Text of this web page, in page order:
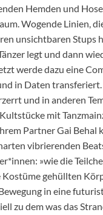
Hemden und
Wogende Linien,
unsichtbaren Stups
legt und dann
werde dazu eine
in Daten
und in anderen
mit
Partner Gai
vibrierenden
»wie die
Kostüme gehüllten
in eine
zu dem was das